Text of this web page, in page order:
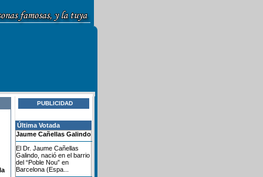
PUBLICIDAD
Última Votada
Jaume Cañellas Galindo
El Dr. Jaume Cañellas
Galindo, nació en el barrio
del “Poble Nou” en
Barcelona (Espa...